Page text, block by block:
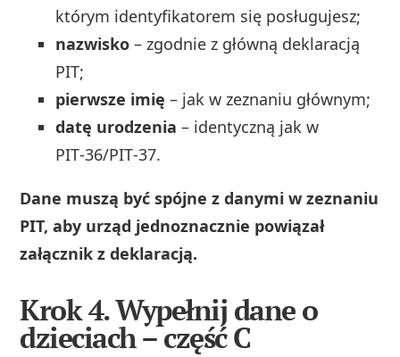
którym identyfikatorem się posługujesz;
nazwisko – zgodnie z główną deklaracją
PIT;
pierwsze imię – jak w zeznaniu głównym;
datę urodzenia – identyczną jak w
PIT‑36/PIT‑37.
Dane muszą być spójne z danymi w zeznaniu
PIT, aby urząd jednoznacznie powiązał
załącznik z deklaracją.
Krok 4. Wypełnij dane o
dzieciach – część C